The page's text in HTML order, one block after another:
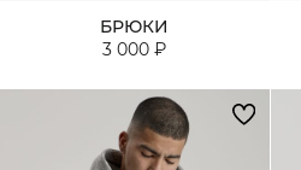
БРЮКИ
3 000 ₽